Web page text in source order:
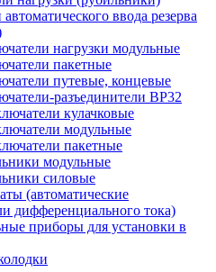
ввода резерва
нагрузки модульные
пакетные
путевые, концевые
разъединители ВР32
кулачковые
модульные
пакетные
модульные
силовые
(автоматические
дифференциального тока)
приборы для установки в